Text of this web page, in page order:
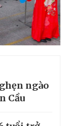
ngào
Cầu